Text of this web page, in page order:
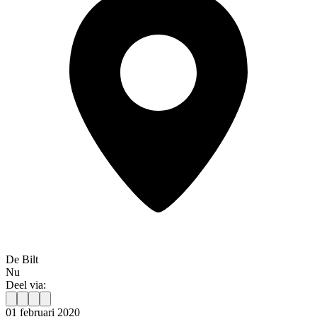
De Bilt
Nu
Deel via:
01 februari 2020